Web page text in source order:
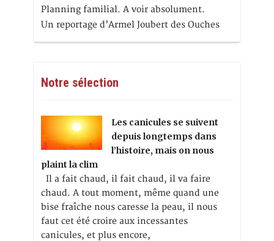
Planning familial. A voir absolument.
Un reportage d’Armel Joubert des Ouches
Notre sélection
Les canicules se suivent
depuis longtemps dans
l’histoire, mais on nous
plaint la clim
Il a fait chaud, il fait chaud, il va faire
chaud. A tout moment, même quand une
bise fraîche nous caresse la peau, il nous
faut cet été croire aux incessantes
canicules, et plus encore,